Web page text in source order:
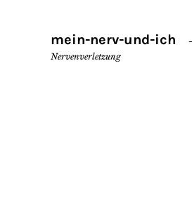
mein-nerv-und-ich
Nervenverletzung